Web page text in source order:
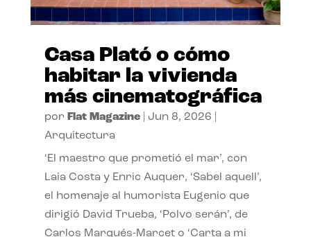
Casa Plató o cómo
habitar la vivienda
más cinematográfica
por Flat Magazine| Jun 8, 2026
Arquitectura
‘El maestro que prometió el mar’, con
Laia Costa y Enric Auquer, ‘Sabel aquell’,
el homenaje al humorista Eugenio que
dirigió David Trueba, ‘Polvo serán’, de
Carlos Marqués-Marcet o ‘Carta a mi